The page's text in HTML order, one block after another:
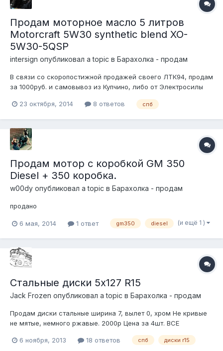
Продам моторное масло 5 литров
Motorcraft 5W30 synthetic blend XO-
5W30-5QSP
intersign опубликовал a topic в Барахолка - продам
В связи со скоропостижной продажей своего ЛТК94, продам
за 1000руб. и самовывоз из Купчино, либо от Электросилы
продажей... Брал за 1200. Номер сотового телефона -
23 октября, 2014 8 ответов спб
Продам мотор с коробкой GM 350
Diesel + 350 коробка.
w00dy опубликовал a topic в Барахолка - продам
продано
6 мая, 2014 1 ответ gm350 diesel (и ещё 1 )
Стальные диски 5х127 R15
Jack Frozen опубликовал a topic в Барахолка - продам
Продам диски стальные ширина 7, вылет 0, хром Не кривые
не мятые, немного ржавые. 2000р Цена за 4шт. ВСЕ
6 ноября, 2013
18 ответов спб диски r15